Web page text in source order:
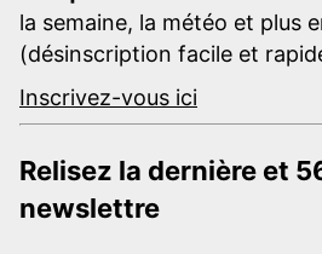
la semaine, la météo et plus
(désinscription facile et
Inscrivez-vous ici
Relisez la dernière et
newslettre